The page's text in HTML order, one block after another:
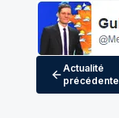
Actualité
précédente